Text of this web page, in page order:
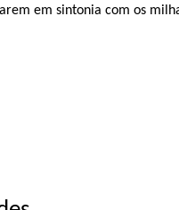
em sintonia com os